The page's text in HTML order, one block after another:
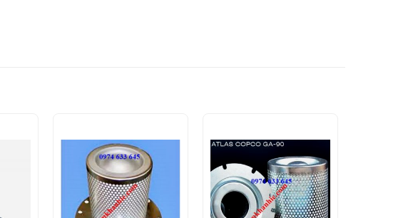
Add to
Wishlist
Add to
Wishlist